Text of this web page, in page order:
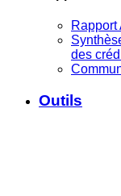
des
Outils